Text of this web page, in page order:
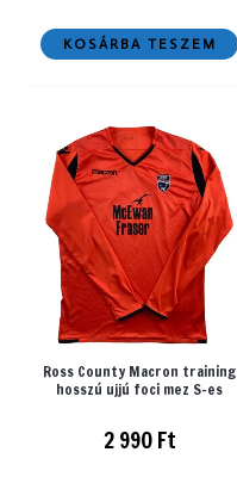
KOSÁRBA TESZEM
Ross County Macron training
hosszú ujjú foci mez S-es
2 990Ft